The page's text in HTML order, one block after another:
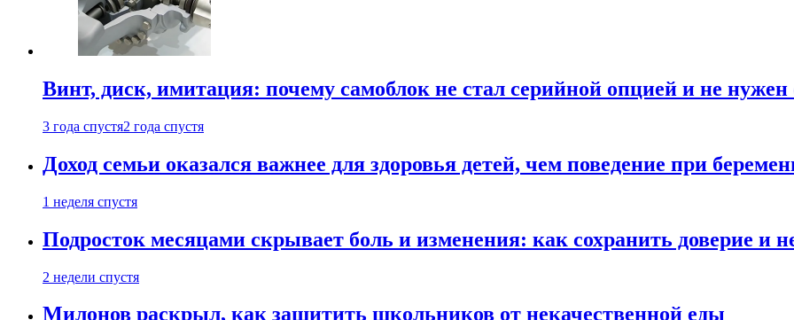
Винт, диск, имитация: почему самоблок не стал серийной опцией и не
3 года спустя2 года спустя
Доход семьи оказался важнее для здоровья детей, чем поведение при
1 неделя спустя
Подросток месяцами скрывает боль и изменения: как сохранить доверие и
2 недели спустя
Милонов раскрыл, как защитить школьников от некачественной еды